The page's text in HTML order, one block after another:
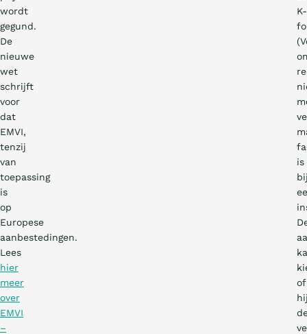
wordt
gegund.
De
nieuwe
wet
schrijft
voor
dat
EMVI,
tenzij
van
toepassing
is
op
Europese
aanbestedingen.
Lees
hier
meer
over
EMVI
–
K-
is
of